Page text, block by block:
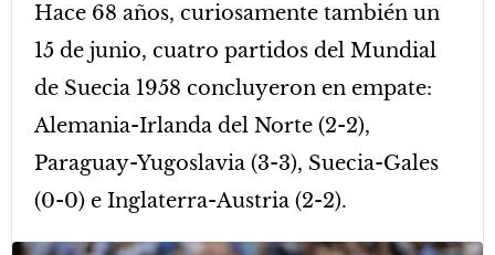
Hace 68 años, curiosamente también un
15 de junio, cuatro partidos del Mundial
de Suecia 1958 concluyeron en empate:
Alemania-Irlanda del Norte (2-2),
Paraguay-Yugoslavia (3-3), Suecia-Gales
(0-0) e Inglaterra-Austria (2-2).